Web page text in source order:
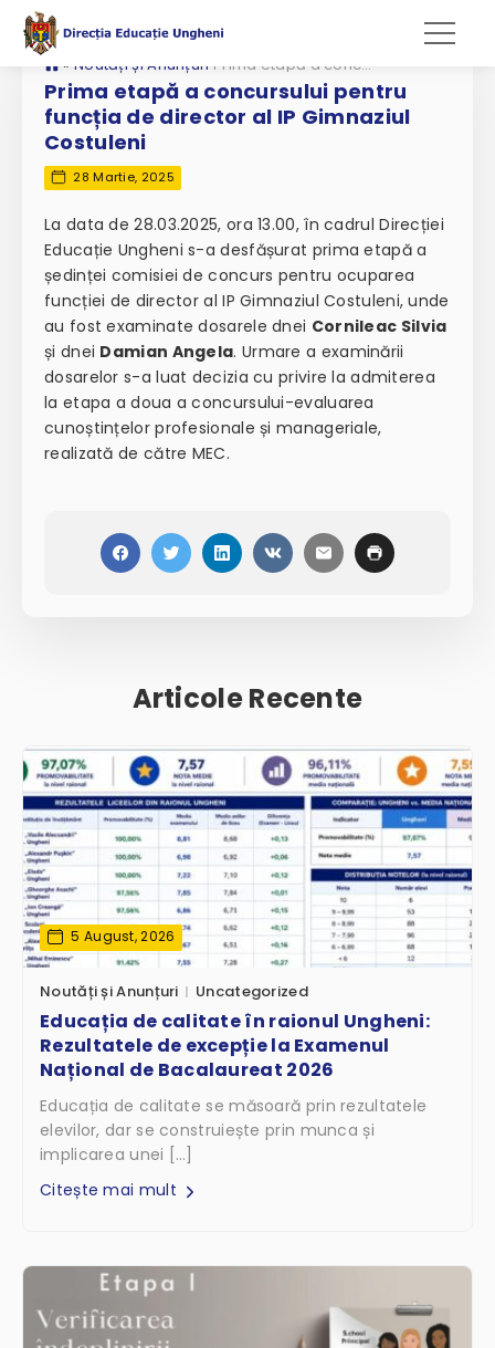
» Noutăți și Anunțuri Prima etapă a concursului pentru funcția de director al IP Gimnaziul Costuleni
Prima etapă a concursului pentru
funcția de director al IP Gimnaziul
Costuleni
28 Martie, 2025
La data de 28.03.2025, ora 13.00, în cadrul Direcției
Educație Ungheni s-a desfășurat prima etapă a
ședinței comisiei de concurs pentru ocuparea
funcției de director al IP Gimnaziul Costuleni, unde
au fost examinate dosarele dnei Cornileac Silvia
și dnei Damian Angela. Urmare a examinării
dosarelor s-a luat decizia cu privire la admiterea
la etapa a doua a concursului-evaluarea
cunoștințelor profesionale și manageriale,
realizată de către MEC.
Articole Recente
5 August, 2026
Noutăți și Anunțuri Uncategorized
Educația de calitate în raionul Ungheni:
Rezultatele de excepție la Examenul
Național de Bacalaureat 2026
Educația de calitate se măsoară prin rezultatele
elevilor, dar se construiește prin munca și
implicarea unei […]
Citește mai mult